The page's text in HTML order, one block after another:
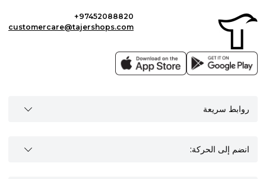
+97452088820
customercare@tajershops.com
روابط سريعة
انضم إلى الحركة: